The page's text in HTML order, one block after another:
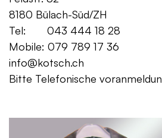
8180
Tel: 043
Mobile: 079 789 17 36
info@kotsch.ch
Bitte Telefonische
Gratis